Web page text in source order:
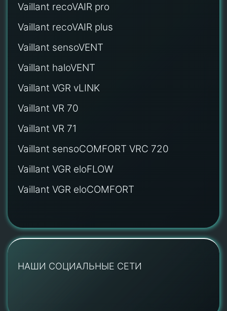
Vaillant recoVAIR pro
Vaillant recoVAIR plus
Vaillant sensoVENT
Vaillant haloVENT
Vaillant VGR vLINK
Vaillant VR 70
Vaillant VR 71
Vaillant sensoCOMFORT VRC 720
Vaillant VGR eloFLOW
Vaillant VGR eloCOMFORT
НАШИ СОЦИАЛЬНЫЕ СЕТИ